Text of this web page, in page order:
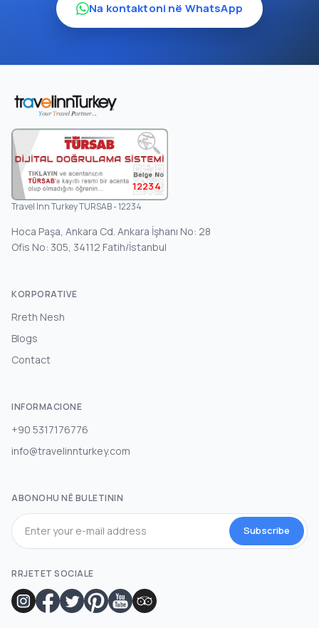
Na kontaktoni në WhatsApp
12234
Travel Inn Turkey TURSAB - 12234
Hoca Paşa, Ankara Cd. Ankara İşhanı No: 28
Ofis No: 305, 34112 Fatih/İstanbul
KORPORATIVE
Rreth Nesh
Blogs
Contact
INFORMACIONE
+90 5317176776
info@travelinnturkey.com
ABONOHU NË BULETININ
Subscribe
RRJETET SOCIALE